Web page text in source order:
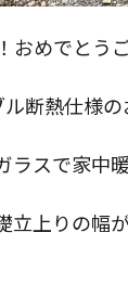
おめでとう
断熱仕様の
スで家中
上りの幅